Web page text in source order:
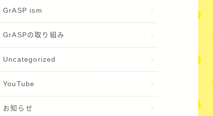
GrASP ism
GrASPの取り組み
Uncategorized
YouTube
お知らせ